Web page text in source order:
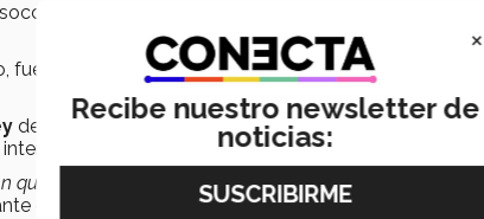
en
, con el que ganó 3 campeonatos
fue invitado a serparte del equipo de futbol,
en
de soccer que los coaches de futbol americano
ser pateador para el equipo de
quería patear voluntariamente. Pateamos varios del
de Ingeniería en Innovación y Desarrollo
×
Recibe nuestro newsletter de
noticias: